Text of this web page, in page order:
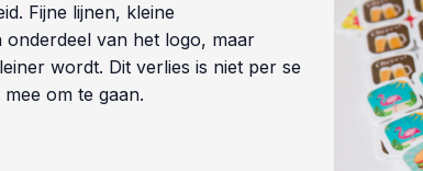
Fijne lijnen, kleine
van het logo, maar
wordt. Dit verlies is niet per se
om te gaan.